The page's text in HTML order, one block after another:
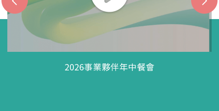
2026事業夥伴年中餐會